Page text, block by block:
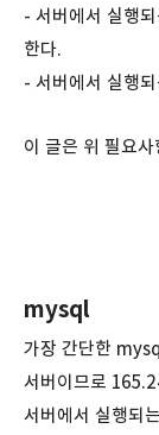
- 서버에서 실행
한다.
- 서버에서 실행
이 글은 위 필요
mysql
가장 간단한
서버이므로
서버에서 실행되